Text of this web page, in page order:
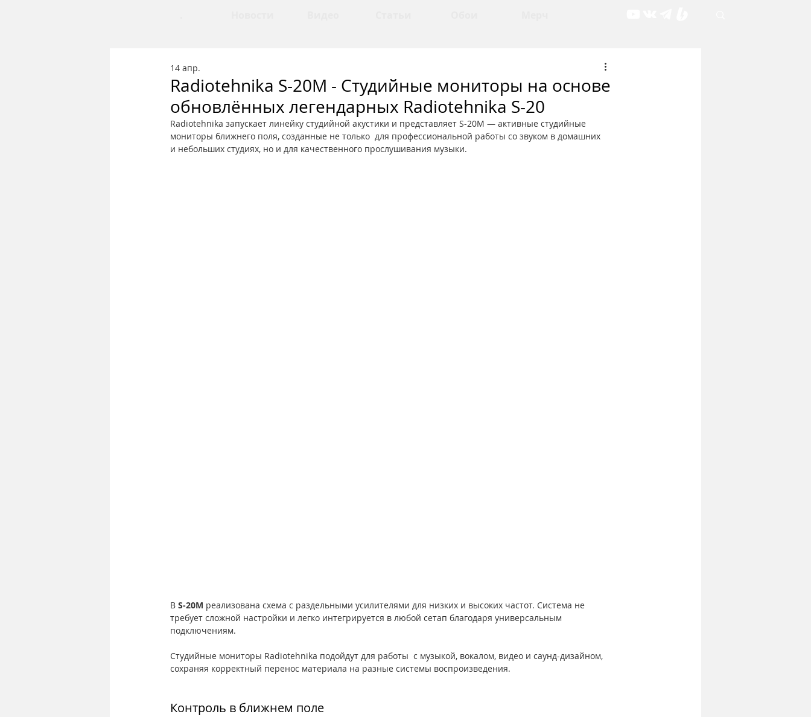
Radiotehnika S-20M - Студийные мониторы на основе
обновлённых легендарных Radiotehnika S-20
14 апр.
Radiotehnika запускает линейку студийной акустики и представляет S-20M — активные студийные
мониторы ближнего поля, созданные не только  для профессиональной работы со звуком в домашних
и небольших студиях, но и для качественного прослушивания музыки.
В S-20M реализована схема с раздельными усилителями для низких и высоких частот. Система не
требует сложной настройки и легко интегрируется в любой сетап благодаря универсальным
подключениям.
Студийные мониторы Radiotehnika подойдут для работы  с музыкой, вокалом, видео и саунд-дизайном,
сохраняя корректный перенос материала на разные системы воспроизведения.
Контроль в ближнем поле